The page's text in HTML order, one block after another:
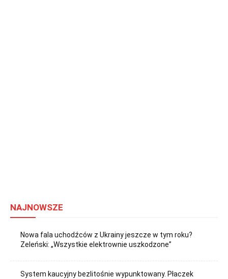
NAJNOWSZE
Nowa fala uchodźców z Ukrainy jeszcze w tym roku?
Zeleński: „Wszystkie elektrownie uszkodzone”
System kaucyjny bezlitośnie wypunktowany. Płaczek